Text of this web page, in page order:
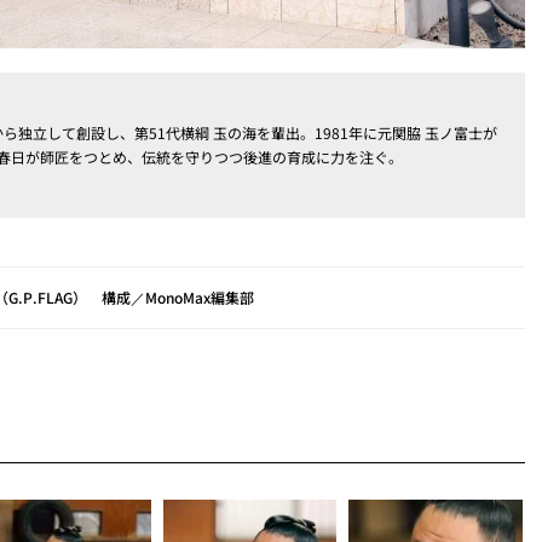
独立して創設し、第51代横綱 玉の海を輩出。1981年に元関脇 玉ノ富士が
が師匠をつとめ、伝統を守りつつ後進の育成に力を注ぐ。
G.P.FLAG） 構成／MonoMax編集部